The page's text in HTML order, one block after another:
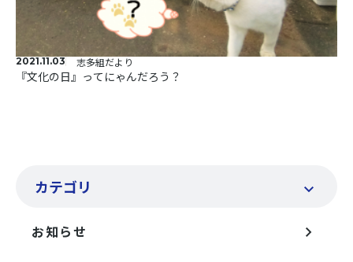
カテゴリ
お知らせ
2021.11.03 志多組だより
『文化の日』ってにゃんだろう？